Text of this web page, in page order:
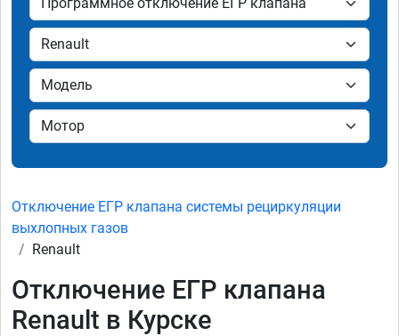
Отключение ЕГР клапана системы рециркуляции
выхлопных газов
Renault
Отключение ЕГР клапана
Renault в Курске